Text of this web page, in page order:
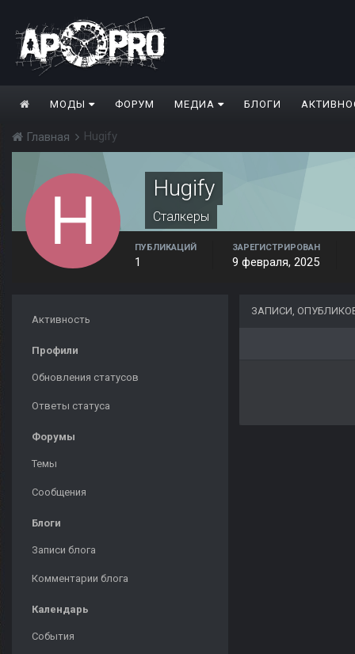
МОДЫ ФОРУМ МЕДИА БЛОГИ
Главная Hugify
Hugify
Сталкеры
ПУБЛИКАЦИЙ
1
ЗАРЕГИСТРИРОВАН
9 февраля, 2025
Активность
Профили
Обновления статусов
Ответы статуса
Форумы
Темы
Сообщения
Блоги
Записи блога
Комментарии блога
Календарь
События
ЗАПИСИ,